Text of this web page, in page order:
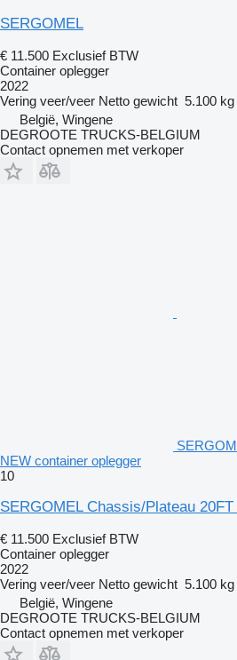
SERGOMEL
€ 11.500 Exclusief BTW
Container oplegger
2022
Vering veer/veer Netto gewicht 5.100 kg
België, Wingene
DEGROOTE TRUCKS-BELGIUM
Contact opnemen met verkoper
NEW container oplegger
10
SERGOMEL Chassis/Plateau
€ 11.500 Exclusief BTW
Container oplegger
2022
Vering veer/veer Netto gewicht 5.100 kg
België, Wingene
DEGROOTE TRUCKS-BELGIUM
Contact opnemen met verkoper